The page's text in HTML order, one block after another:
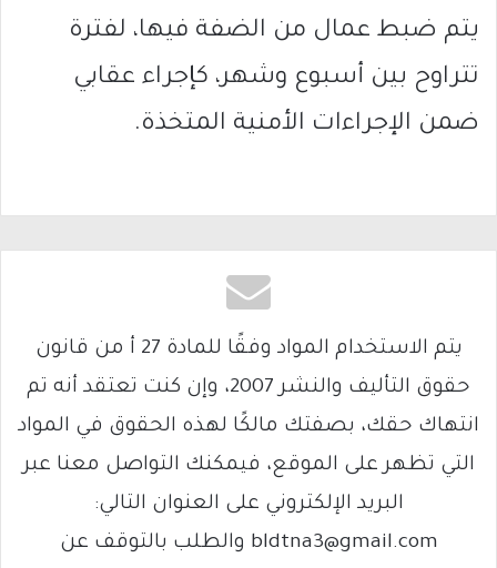
يتم ضبط عمال من الضفة فيها، لفترة
تتراوح بين أسبوع وشهر، كإجراء عقابي
ضمن الإجراءات الأمنية المتخذة.
يتم الاستخدام المواد وفقًا للمادة 27 أ من قانون
حقوق التأليف والنشر 2007، وإن كنت تعتقد أنه تم
انتهاك حقك، بصفتك مالكًا لهذه الحقوق في المواد
التي تظهر على الموقع، فيمكنك التواصل معنا عبر
البريد الإلكتروني على العنوان التالي:
bldtna3@gmail.com والطلب بالتوقف عن